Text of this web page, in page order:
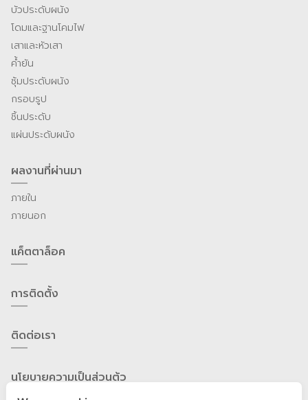
บัวประดับผนัง
โดมและฐานโคมไฟ
เสาและหัวเสา
ค้ำยัน
ซุ้มประดับผนัง
กรอบรูป
ชิ้นประดับ
แผ่นประดับผนัง
ผลงานที่ผ่านมา
ภายใน
ภายนอก
แค็ตตาล็อค
การติดตั้ง
ติดต่อเรา
นโยบายความเป็นส่วนต้ว